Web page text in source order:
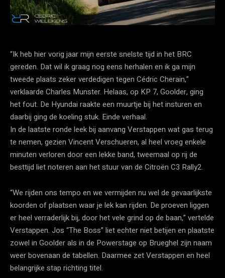
“Ik heb hier vorig jaar mijn eerste snelste tijd in het BRC
gereden. Dat wil ik graag nog eens herhalen en ik ga mijn
tweede plaats zeker verdedigen tegen Cédric Cherain,”
verklaarde Charles Munster. Helaas, op KP 7, Goolder, ging
het fout. De Hyundai raakte een muurtje bij het insturen en
daarbij ging de koeling stuk. Einde verhaal.
In de laatste ronde leek bij aanvang Verstappen wat gas terug
te nemen, gezien Vincent Verschueren, al heel vroeg enkele
minuten verloren door een lekke band, tweemaal op rij de
besttijd liet noteren aan het stuur van de Citroën C3 Rally2.
“We rijden ons tempo en we vermijden nu wel de gevaarlijkste
koorden of plaatsen waar je lek kan rijden. De proeven liggen
er heel verraderlijk bij, door het vele grind op de baan,” vertelde
Verstappen. Jos “The Boss” liet echter niet betijen en plaatste
zowel in Goolder als in de Powerstage op Brueghel zijn naam
weer bovenaan de tabellen. Daarmee zet Verstappen en heel
belangrijke stap richting titel.